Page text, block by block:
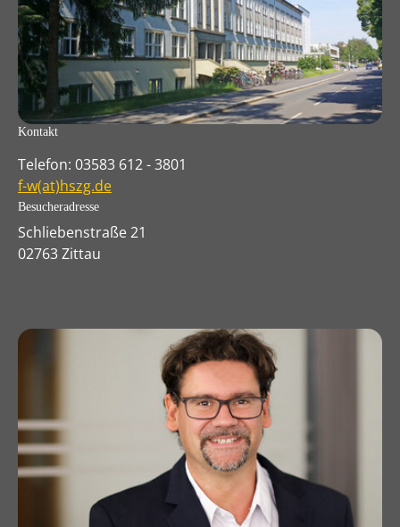
Kontakt
Telefon: 03583 612 - 3801
f-w(at)hszg.de
Besucheradresse
Schliebenstraße 21
02763 Zittau